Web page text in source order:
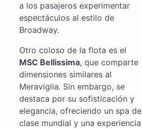
a los pasajeros experimentar
espectáculos al estilo de
Broadway.
Otro coloso de la flota es el
MSC Bellissima, que comparte
dimensiones similares al
Meraviglia. Sin embargo, se
destaca por su sofisticación y
elegancia, ofreciendo un spa de
clase mundial y una experiencia